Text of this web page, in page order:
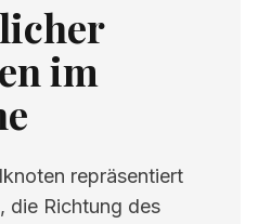
im
repräsentiert
die Richtung des